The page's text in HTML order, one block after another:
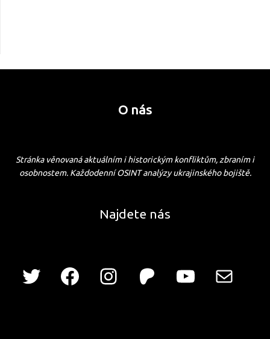
O nás
Stránka věnovaná aktuálním i historickým konfliktům, zbraním i
osobnostem. Každodenní OSINT analýzy ukrajinského bojiště.
Najdete nás